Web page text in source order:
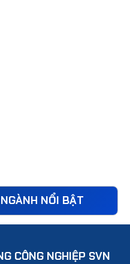
NỔI BẬT
CÔNG NGHIỆP SVN